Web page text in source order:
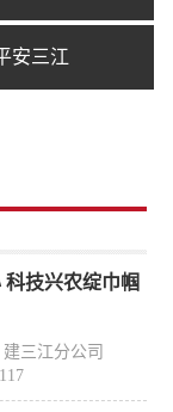
安三江
科技兴农绽巾帼
三江分公司